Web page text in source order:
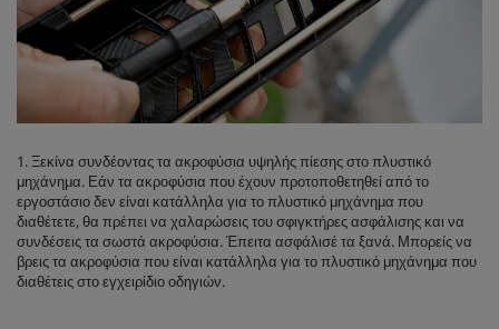
1. Ξεκίνα συνδέοντας τα ακροφύσια υψηλής πίεσης στο πλυστικό
μηχάνημα. Εάν τα ακροφύσια που έχουν προτοποθετηθεί από το
εργοστάσιο δεν είναι κατάλληλα για το πλυστικό μηχάνημα που
διαθέτετε, θα πρέπει να χαλαρώσεις του σφιγκτήρες ασφάλισης και να
συνδέσεις τα σωστά ακροφύσια. Έπειτα ασφάλισέ τα ξανά. Μπορείς να
βρεις τα ακροφύσια που είναι κατάλληλα για το πλυστικό μηχάνημα που
διαθέτεις στο εγχειρίδιο οδηγιών.